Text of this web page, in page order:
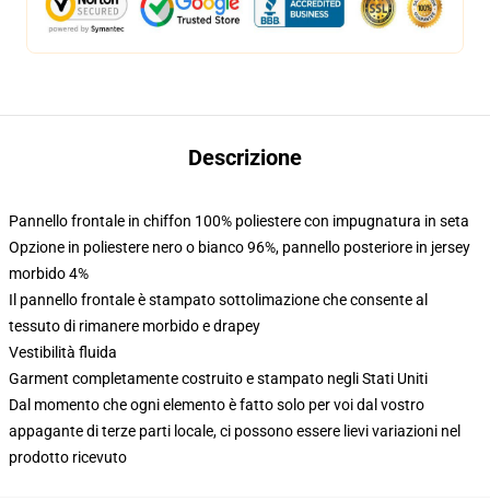
Descrizione
Pannello frontale in chiffon 100% poliestere con impugnatura in seta
Opzione in poliestere nero o bianco 96%, pannello posteriore in jersey
morbido 4%
Il pannello frontale è stampato sottolimazione che consente al
tessuto di rimanere morbido e drapey
Vestibilità fluida
Garment completamente costruito e stampato negli Stati Uniti
Dal momento che ogni elemento è fatto solo per voi dal vostro
appagante di terze parti locale, ci possono essere lievi variazioni nel
prodotto ricevuto